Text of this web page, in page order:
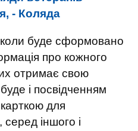
- Коляда
буде сформовано
про кожного
отримає свою
і посвідченням
для
серед іншого і